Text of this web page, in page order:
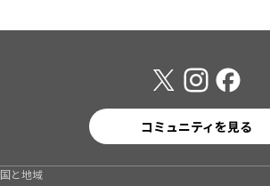
コミュニティを見る
国と地域